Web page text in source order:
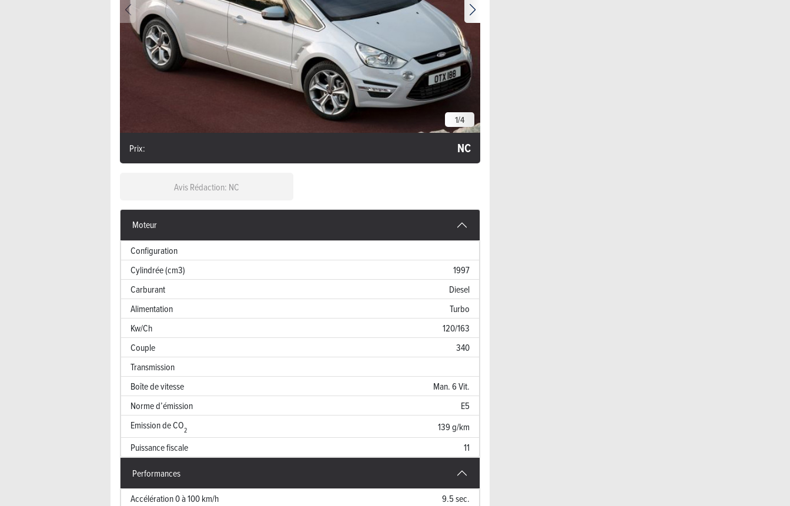
1/4
Prix: NC
Avis Rédaction: NC
Moteur
Configuration
Cylindrée (cm3)
1997
Carburant
Diesel
Alimentation
Turbo
Kw/Ch
120/163
Couple
340
Transmission
Boîte de vitesse
Man. 6 Vit.
Norme d’émission
E5
Emission de CO2
139 g/km
Puissance fiscale
11
Performances
Accélération 0 à 100 km/h
9.5 sec.